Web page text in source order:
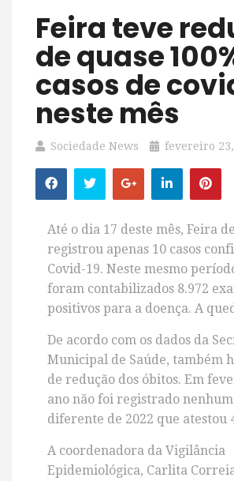
Feira teve redução
de quase
casos de
neste mês
Sociedade News fevereiro 23,
Até o dia 17 deste mês, Feira
registrou apenas 10 casos
Covid-19. Neste mesmo
foram contabilizados 8.972
positivos para a doença. A
De acordo com os dados da
Municipal de Saúde, também
de redução dos óbitos. Em
ano não foi registrado
diferente de 2022 que atestou
A coordenadora da Vigilância
Epidemiológica, Carlita